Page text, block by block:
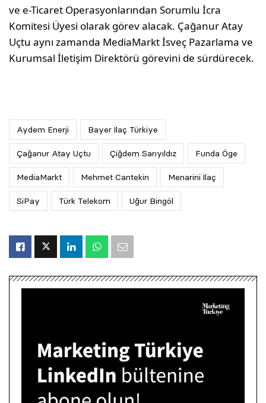
ve e-Ticaret Operasyonlarından Sorumlu İcra
Komitesi Üyesi olarak görev alacak. Çağanur Atay
Uçtu aynı zamanda MediaMarkt İsveç Pazarlama ve
Kurumsal İletişim Direktörü görevini de sürdürecek.
Aydem Enerji Bayer İlaç Türkiye
Çağanur Atay Uçtu Çiğdem Sarıyıldız Funda Öge
MediaMarkt Mehmet Cantekin Menarini İlaç
SiPay Türk Telekom Uğur Bingöl